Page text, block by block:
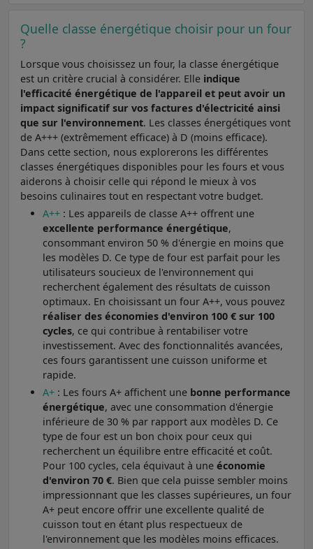
Quelle classe énergétique choisir pour un four
?
Lorsque vous choisissez un four, la classe énergétique
est un critère crucial à considérer. Elle indique
l'efficacité énergétique de l'appareil et peut avoir un
impact significatif sur vos factures d'électricité ainsi
que sur l'environnement. Les classes énergétiques vont
de A+++ (extrêmement efficace) à D (moins efficace).
Dans cette section, nous explorerons les différentes
classes énergétiques disponibles pour les fours et vous
aiderons à choisir celle qui répond le mieux à vos
besoins culinaires tout en respectant votre budget.
A++ : Les appareils de classe A++ offrent une
excellente performance énergétique,
consommant environ 50 % d'énergie en moins que
les modèles D. Ce type de four est parfait pour les
utilisateurs soucieux de l'environnement qui
recherchent également des résultats de cuisson
optimaux. En choisissant un four A++, vous pouvez
réaliser des économies d'environ 100 € sur 100
cycles, ce qui contribue à rentabiliser votre
investissement. Avec des fonctionnalités avancées,
ces fours garantissent une cuisson uniforme et
rapide.
A+ : Les fours A+ affichent une bonne performance
énergétique, avec une consommation d'énergie
inférieure de 30 % par rapport aux modèles D. Ce
type de four est un bon choix pour ceux qui
recherchent un équilibre entre efficacité et coût.
Pour 100 cycles, cela équivaut à une économie
d'environ 70 €. Bien que cela puisse sembler moins
impressionnant que les classes supérieures, un four
A+ peut encore offrir une excellente qualité de
cuisson tout en étant plus respectueux de
l'environnement que les modèles moins efficaces.